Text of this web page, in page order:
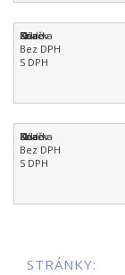
STRÁNKY: